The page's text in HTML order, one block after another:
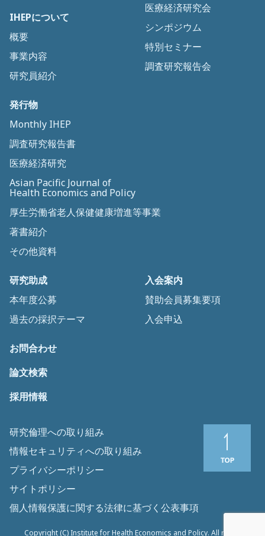
IHEPについて
概要
事業内容
研究員紹介
医療経済研究会
シンポジウム
特別セミナー
調査研究報告会
発行物
Monthly IHEP
調査研究報告書
医療経済研究
Asian Pacific Journal of
Health Economics and Policy
厚生労働省老人保健健康増進等事業
著書紹介
その他資料
研究助成
本年度公募
過去の採択テーマ
入会案内
賛助会員募集要項
入会申込
お問合わせ
論文検索
採用情報
研究倫理への取り組み
情報セキュリティへの取り組み
プライバシーポリシー
サイトポリシー
個人情報保護に関する法律に基づく公表事項
Copyright (C) Institute for Health Economics and Policy. All rights